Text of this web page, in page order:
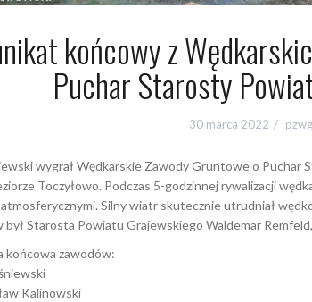
końcowy z
Puchar Starosty
30 marca 2022
wygrał Wędkarskie Zawody Gruntowe o Puchar
Toczyłowo. Podczas 5-godzinnej rywalizacji
Silny wiatr skutecznie utrudniał
był Starosta Powiatu Grajewskiego Waldemar
końcowa zawodów:
Kalinowski